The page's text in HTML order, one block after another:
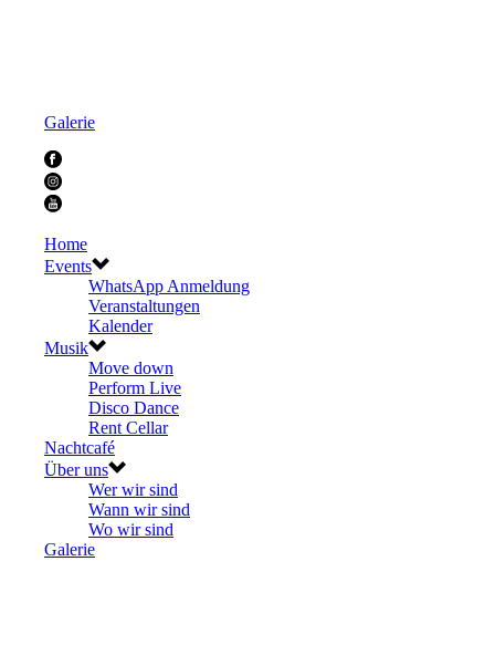
Galerie
Home
Events
WhatsApp Anmeldung
Veranstaltungen
Kalender
Musik
Move down
Perform Live
Disco Dance
Rent Cellar
Nachtcafé
Über uns
Wer wir sind
Wann wir sind
Wo wir sind
Galerie